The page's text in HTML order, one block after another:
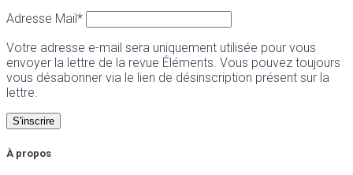
Adresse Mail*
Votre adresse e-mail sera uniquement utilisée pour vous
envoyer la lettre de la revue Éléments. Vous pouvez toujours
vous désabonner via le lien de désinscription présent sur la
lettre.
À propos